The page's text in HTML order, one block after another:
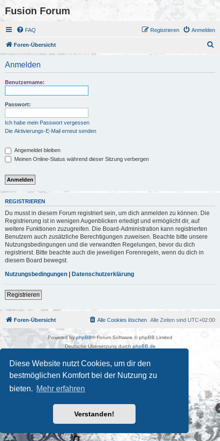
Diese Website nutzt Cookies, um dir den
bestmöglichen Komfort bei der Nutzung zu
bieten. Mehr erfahren
Verstanden!
Fusion Forum
FAQ Anmelden
Registrieren
Foren-Übersicht
Anmelden
Benutzername:
Passwort:
Ich habe mein Passwort vergessen
Die Aktivierungs-E-Mail erneut senden
Angemeldet bleiben
Meinen Online-Status während dieser Sitzung verbergen
REGISTRIEREN
Du musst in diesem Forum registriert sein, um dich anmelden zu können. Die
Registrierung ist in wenigen Augenblicken erledigt und ermöglicht dir, auf
weitere Funktionen zuzugreifen. Die Board-Administration kann registrierten
Benutzern auch zusätzliche Berechtigungen zuweisen. Beachte bitte unsere
Nutzungsbedingungen und die verwandten Regelungen, bevor du dich
registrierst. Bitte beachte auch die jeweiligen Forenregeln, wenn du dich in
diesem Board bewegst.
Nutzungsbedingungen | Datenschutzerklärung
Registrieren
Foren-Übersicht Alle Zeiten sind UTC+02:00
Alle Cookies löschen
Powered byphpBB® Forum Software © phpBB Limited
Deutsche Übersetzung durch phpBB.de
Datenschutz| Nutzungsbedingungen